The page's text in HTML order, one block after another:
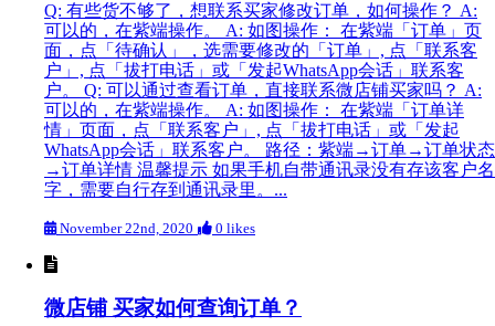
Q: 有些货不够了，想联系买家修改订单，如何操作？ A:
可以的，在紫端操作。 A: 如图操作： 在紫端「订单」页
面，点「待确认」，选需要修改的「订单」, 点「联系客
户」, 点「拔打电话」或「发起WhatsApp会话」联系客
户。 Q: 可以通过查看订单，直接联系微店铺买家吗？ A:
可以的，在紫端操作。 A: 如图操作： 在紫端「订单详
情」页面，点「联系客户」, 点「拔打电话」或「发起
WhatsApp会话」联系客户。 路径：紫端→订单→订单状态
→订单详情 温馨提示 如果手机自带通讯录没有存该客户名
字，需要自行存到通讯录里。...
November 22nd, 2020 0 likes
微店铺 买家如何查询订单？